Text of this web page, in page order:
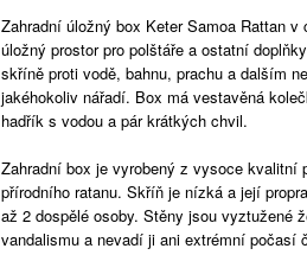
Zahradní úložný box Keter Samoa Rattan
úložný prostor pro polštáře a ostatní
skříně proti vodě, bahnu, prachu a dalším
jakéhokoliv nářadí. Box má vestavěná
hadřík s vodou a pár krátkých chvil.
Zahradní box je vyrobený z vysoce kvalitní
přírodního ratanu. Skříň je nízká a její
až 2 dospělé osoby. Stěny jsou vyztužené
vandalismu a nevadí ji ani extrémní počasí